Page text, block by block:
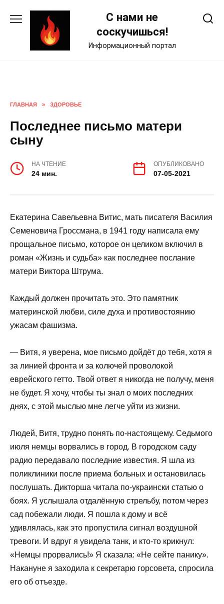
С нами не
соскучишься!
Информационный портал
ГЛАВНАЯ » ЗДОРОВЬЕ
Последнее письмо матери
сыну
НА ЧТЕНИЕ
24 мин.
ОПУБЛИКОВАНО
07-05-2021
Екатерина Савельевна Витис, мать писателя Василия
Семеновича Гроссмана, в 1941 году написала ему
прощальное письмо, которое он целиком включил в
роман «Жизнь и судьба» как последнее послание
матери Виктора Штрума.
Каждый должен прочитать это. Это памятник
материнской любви, силе духа и противостоянию
ужасам фашизма.
— Витя, я уверена, мое письмо дойдёт до тебя, хотя я
за линией фронта и за колючей проволокой
еврейского гетто. Твой ответ я никогда не получу, меня
не будет. Я хочу, чтобы ты знал о моих последних
днях, с этой мыслью мне легче уйти из жизни.
Людей, Витя, трудно понять по-настоящему. Седьмого
июля немцы ворвались в город. В городском саду
радио передавало последние известия. Я шла из
поликлиники после приема больных и остановилась
послушать. Дикторша читала по-украински статью о
боях. Я услышала отдалённую стрельбу, потом через
сад побежали люди. Я пошла к дому и всё
удивлялась, как это пропустила сигнал воздушной
тревоги. И вдруг я увидела танк, и кто-то крикнул:
«Немцы прорвались!» Я сказала: «Не сейте панику».
Накануне я заходила к секретарю горсовета, спросила
его об отъезде.